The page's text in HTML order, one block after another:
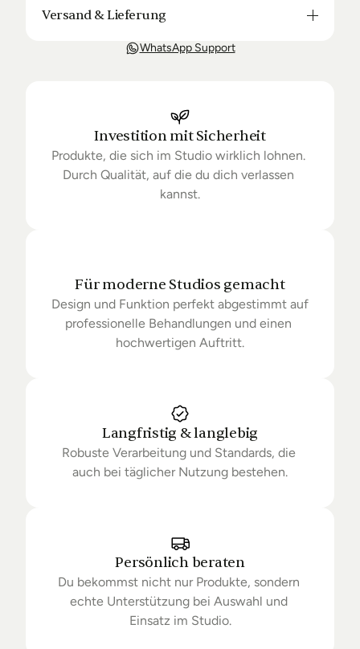
Versand & Lieferung
Unsere Lieferung ist in der Regel in 3-8 Tagen bei
Lieferung unter Umständen um einige Tage
verzögern.
WhatsApp Support
Investition mit Sicherheit
Produkte, die sich im Studio wirklich lohnen.
Durch Qualität, auf die du dich verlassen
kannst.
Für moderne Studios gemacht
Design und Funktion perfekt abgestimmt auf
professionelle Behandlungen und einen
hochwertigen Auftritt.
Langfristig & langlebig
Robuste Verarbeitung und Standards, die
auch bei täglicher Nutzung bestehen.
Persönlich beraten
Du bekommst nicht nur Produkte, sondern
echte Unterstützung bei Auswahl und
Einsatz im Studio.